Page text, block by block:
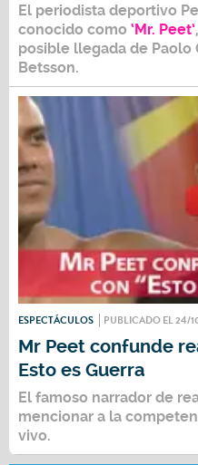
El periodista deportivo
conocido como ‘Mr. Peet’,
posible llegada de Paolo
Betsson.
ESPECTÁCULOS PUBLICADO EL 24/
Mr Peet confunde
Esto es Guerra
El famoso narrador de
mencionar a la
vivo.